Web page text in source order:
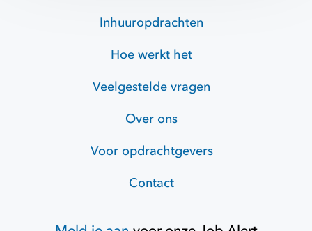
Inhuuropdrachten
Hoe werkt het
Veelgestelde vragen
Over ons
Voor opdrachtgevers
Contact